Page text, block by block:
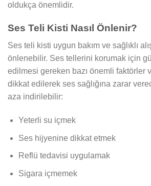
oldukça önemlidir.
Ses Teli Kisti Nasıl Önlenir?
Ses teli kisti uygun bakım ve sağlıklı
önlenebilir. Ses tellerini korumak için
edilmesi gereken bazı önemli faktörler
dikkat edilerek ses sağlığına zarar
aza indirilebilir:
Yeterli su içmek
Ses hijyenine dikkat etmek
Reflü tedavisi uygulamak
Sigara içmemek